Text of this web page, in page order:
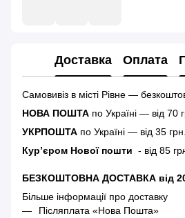
Доставка Оплата
Самовивіз в місті Рівне —
НОВА ПОШТА по Україні — від 70
УКРПОШТА по Україні — від 35 грн.
Кур’єром Нової пошти - від 85 гр
БЕЗКОШТОВНА ДОСТАВКА від
Більше інформації про доставку
Післяплата «Нова Пошта»